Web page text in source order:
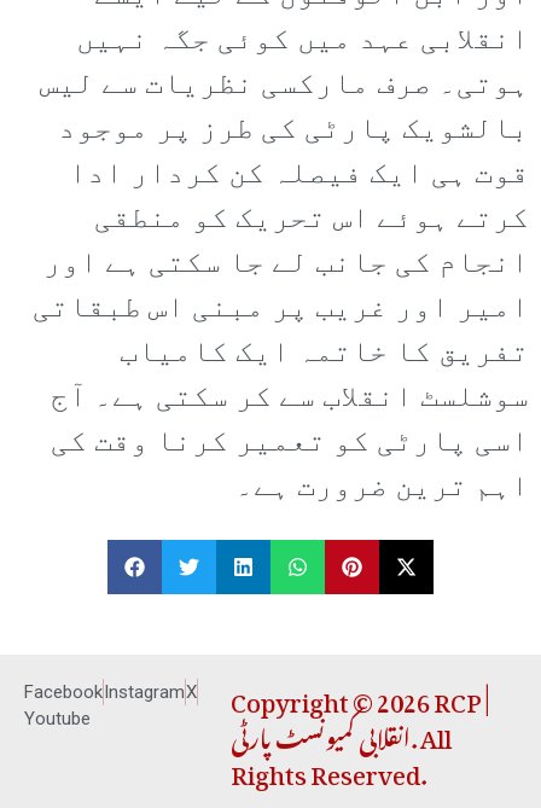
انقلابی عہد میں کوئی جگہ نہیں
ہوتی۔ صرف مارکسی نظریات سے لیس
بالشویک پارٹی کی طرز پر موجود
قوت ہی ایک فیصلہ کن کردار ادا
کرتے ہوئے اس تحریک کو منطقی
انجام کی جانب لے جا سکتی ہے اور
امیر اور غریب پر مبنی اس طبقاتی
تفریق کا خاتمہ ایک کامیاب
سوشلسٹ انقلاب سے کر سکتی ہے۔ آج
اسی پارٹی کو تعمیر کرنا وقت کی
اہم ترین ضرورت ہے۔
Facebook InstagramX
Youtube
Copyright © 2026 RCP |
انقلابی کمیونسٹ پارٹی. All
Rights Reserved.